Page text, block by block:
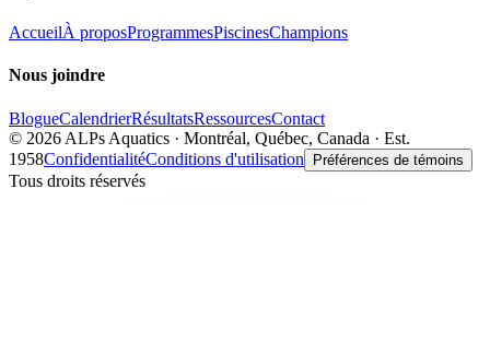
AccueilÀ proposProgrammesPiscinesChampions
Nous joindre
BlogueCalendrierRésultatsRessourcesContact
© 2026 ALPs Aquatics · Montréal, Québec, Canada · Est.
1958ConfidentialitéConditions d'utilisation Préférences de témoins
Tous droits réservés